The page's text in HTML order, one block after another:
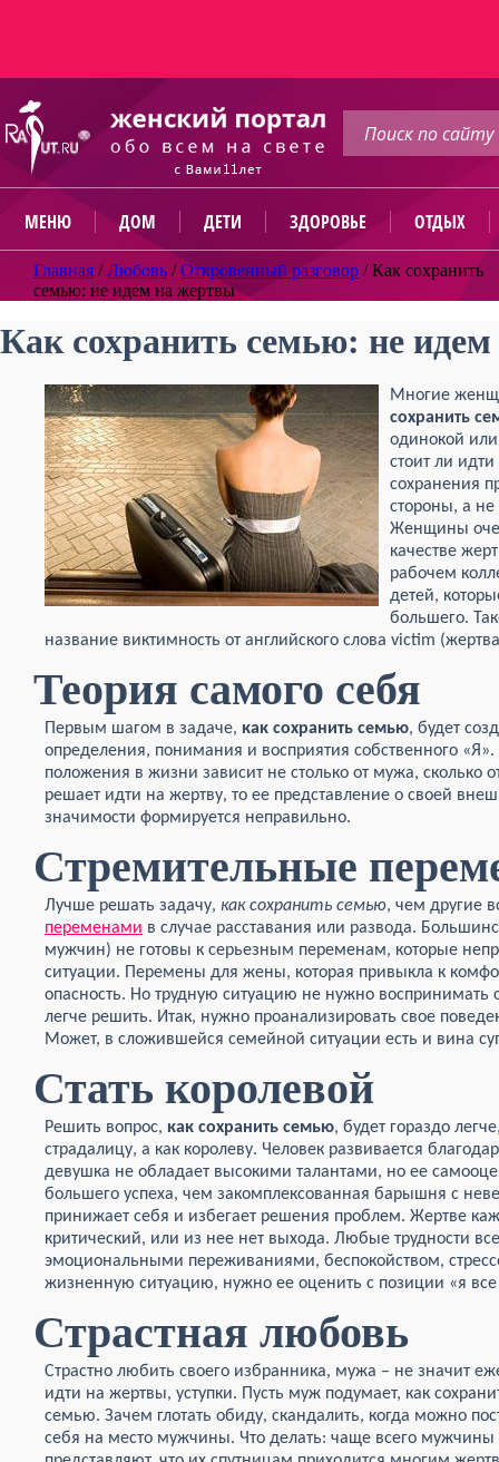
МЕНЮ ДОМ ДЕТИ ЗДОРОВЬЕ ОТДЫХ
Главная /Любовь /Откровенный разговор /Как сохранить
семью: не идем на жертвы
Как сохранить семью: не
Многие
сохранить
одинокой
стоит ли
сохранения
стороны, а не
Женщины
качестве
рабочем
детей,
большего.
название виктимность от английского слова victim
Теория самого себя
Первым шагом в задаче, как сохранить семью, будет
определения, понимания и восприятия собственного
положения в жизни зависит не столько от мужа,
решает идти на жертву, то ее представление о своей
значимости формируется неправильно.
Стремительные
Лучше решать задачу, как сохранить семью, чем другие
переменами в случае расставания или развода.
мужчин) не готовы к серьезным переменам, которые
ситуации. Перемены для жены, которая привыкла к
опасность. Но трудную ситуацию не нужно воспринимать
легче решить. Итак, нужно проанализировать свое
Может, в сложившейся семейной ситуации есть и вина
Стать королевой
Решить вопрос, как сохранить семью, будет гораздо
страдалицу, а как королеву. Человек развивается
девушка не обладает высокими талантами, но ее
большего успеха, чем закомплексованная барышня с
принижает себя и избегает решения проблем. Жертве
критический, или из нее нет выхода. Любые трудности
эмоциональными переживаниями, беспокойством,
жизненную ситуацию, нужно ее оценить с позиции «я все
Страстная любовь
Страстно любить своего избранника, мужа – не значит
идти на жертвы, уступки. Пусть муж подумает, как
семью. Зачем глотать обиду, скандалить, когда можно
себя на место мужчины. Что делать: чаще всего